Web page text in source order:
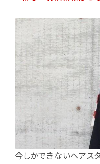
今しかできないヘアス